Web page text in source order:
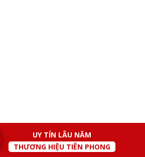
UY TÍN LÂU NĂM
THƯƠNG HIỆU TIÊN PHONG